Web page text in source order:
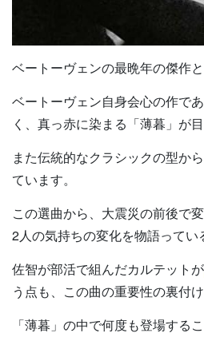
ベートーヴェンの最晩年の傑作
ベートーヴェン自身会心の作で
く、真っ赤に染まる「薄暮」が
また伝統的なクラシックの型か
ています。
この選曲から、大震災の前後で
2人の気持ちの変化を物語ってい
佐智が部活で組んだカルテットが
う点も、この曲の重要性の裏付け
「薄暮」の中で何度も登場する